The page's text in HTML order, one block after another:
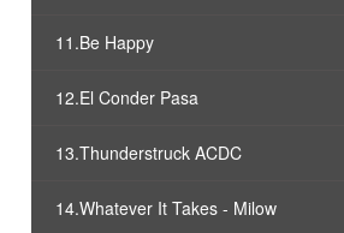
11.Be Happy
12.El Conder Pasa
13.Thunderstruck ACDC
14.Whatever It Takes - Milow